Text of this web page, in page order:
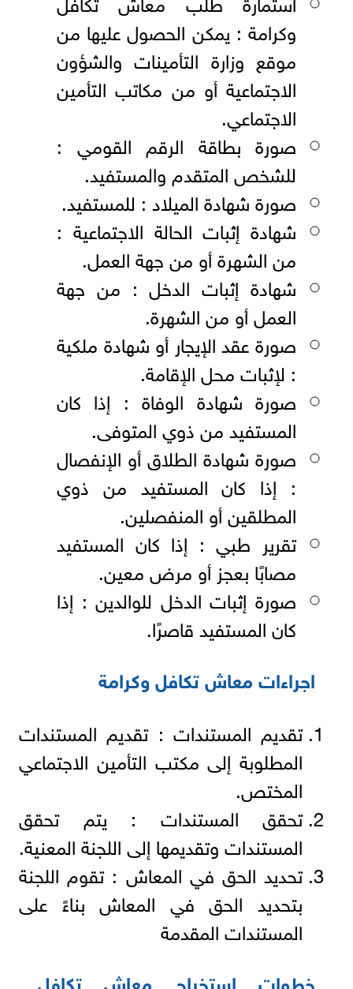
وكرامة : يمكن الحصول عليها من
موقع وزارة التأمينات والشؤون
الاجتماعية أو من مكاتب التأمين
الاجتماعي.
صورة بطاقة الرقم القومي :
للشخص المتقدم والمستفيد.
صورة شهادة الميلاد : للمستفيد.
شهادة إثبات الحالة الاجتماعية :
من الشهرة أو من جهة العمل.
شهادة إثبات الدخل : من جهة
العمل أو من الشهرة.
صورة عقد الإيجار أو شهادة ملكية
: لإثبات محل الإقامة.
صورة شهادة الوفاة : إذا كان
المستفيد من ذوي المتوفى.
صورة شهادة الطلاق أو الإنفصال
: إذا كان المستفيد من ذوي
المطلقين أو المنفصلين.
تقرير طبي : إذا كان المستفيد
مصابًا بعجز أو مرض معين.
صورة إثبات الدخل للوالدين : إذا
كان المستفيد قاصرًا.
اجراءات معاش تكافل وكرامة
تقديم المستندات : تقديم المستندات
المطلوبة إلى مكتب التأمين الاجتماعي
المختص.
تحقق المستندات : يتم تحقق
المستندات وتقديمها إلى اللجنة المعنية.
تحديد الحق في المعاش : تقوم اللجنة
بتحديد الحق في المعاش بناءً على
المستندات المقدمة
خطوات استخراج معاش تكافل